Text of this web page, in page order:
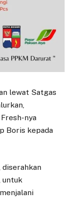
lewat Satgas
nya
Boris kepada
diserahkan
untuk